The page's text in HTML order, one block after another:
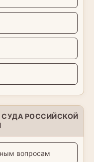
РОССИЙСКОЙ
вопросам